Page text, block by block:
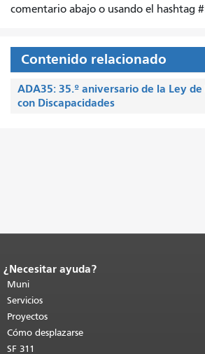
comentario abajo o usando el hashtag
Contenido relacionado
ADA35: 35.º aniversario de la Ley
con Discapacidades
Fin del contenido de la página.
de esta página se repite en todas las
páginas.Volver al principio del
contenido principal
¿Necesitar ayuda?
Muni
Servicios
Proyectos
Cómo desplazarse
SF 311